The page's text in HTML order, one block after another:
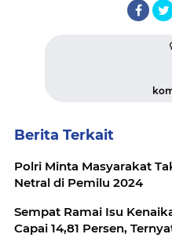
Berita Terkait
Polri Minta Masyarakat
Netral di Pemilu 2024
Sempat Ramai Isu
Capai 14,81 Persen,